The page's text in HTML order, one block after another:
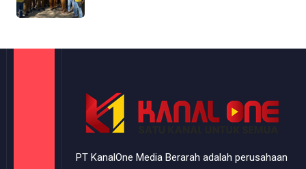
PT KanalOne Media Berarah adalah perusahaan